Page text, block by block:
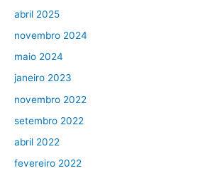
abril 2025
novembro 2024
maio 2024
janeiro 2023
novembro 2022
setembro 2022
abril 2022
fevereiro 2022